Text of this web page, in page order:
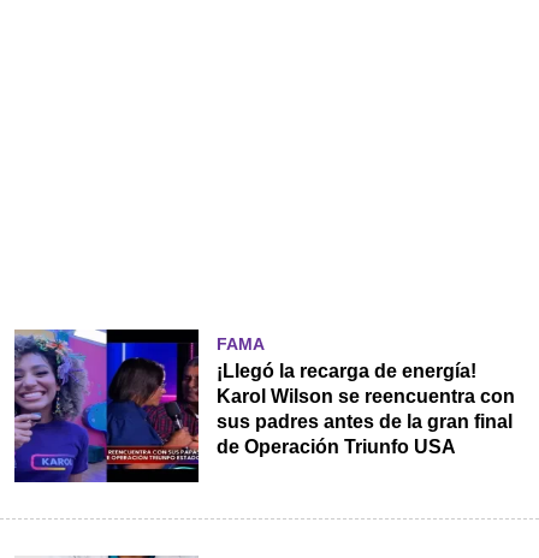
FAMA
¡Llegó la recarga de energía!
Karol Wilson se reencuentra con
sus padres antes de la gran final
de Operación Triunfo USA